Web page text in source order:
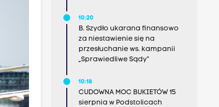
10:20
B. Szydło ukarana finansowo
za niestawienie się na
przesłuchanie ws. kampanii
„Sprawiedliwe Sądy”
10:18
CUDOWNA MOC BUKIETÓW 15
sierpnia w Podstolicach